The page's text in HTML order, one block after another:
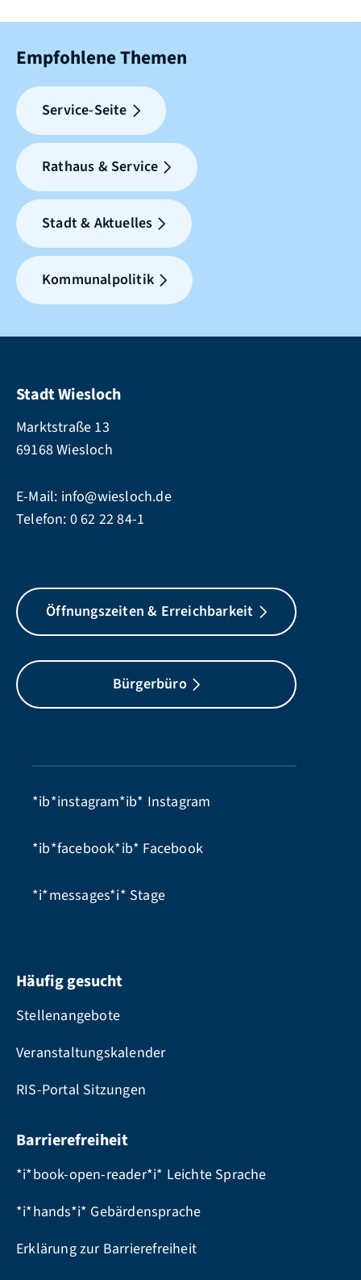
Empfohlene Themen
Service-Seite
Rathaus & Service
Stadt & Aktuelles
Kommunalpolitik
Stadt Wiesloch
Marktstraße 13
69168 Wiesloch
E-Mail: info@wiesloch.de
Telefon: 0 62 22 84-1
Öffnungszeiten & Erreichbarkeit
Bürgerbüro
*ib*instagram*ib* Instagram
*ib*facebook*ib* Facebook
*i*messages*i* Stage
Häufig gesucht
Stellenangebote
Veranstaltungskalender
RIS-Portal Sitzungen
Barrierefreiheit
*i*book-open-reader*i* Leichte Sprache
*i*hands*i* Gebärdensprache
Erklärung zur Barrierefreiheit